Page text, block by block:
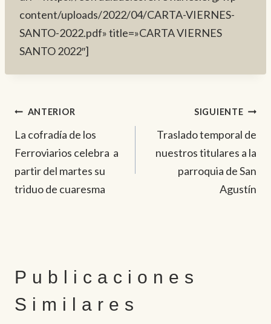
content/uploads/2022/04/CARTA-VIERNES-
SANTO-2022.pdf» title=»CARTA VIERNES
SANTO 2022″]
Navegación
de
entradas
ANTERIOR
La cofradía de los
Ferroviarios celebra a
partir del martes su
triduo de cuaresma
SIGUIENTE
Traslado temporal de
nuestros titulares a la
parroquia de San
Agustín
Publicaciones
Similares